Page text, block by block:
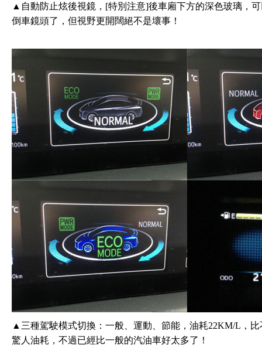
▲自動防止炫後視鏡，[特別注意]後車廂下方的深色玻璃，
倒車鏡頭了，但視野更開闊絕不是壞事！
▲三種駕駛模式切換：一般、運動、節能，油耗22KM/L，
驚人油耗，不過已經比一般的汽油車好太多了！